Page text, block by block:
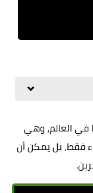
في العالم، وهي
فقط، بل يمكن أن
.